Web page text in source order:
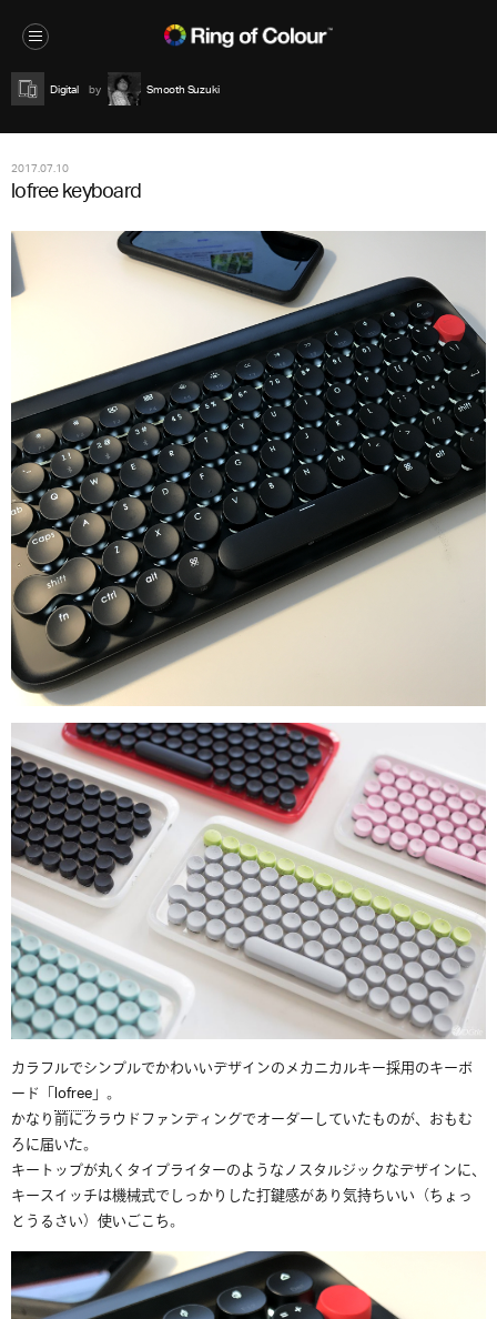
Digital Smooth Suzuki
2017.07.10
lofree keyboard
カラフルでシンプルでかわいいデザインのメカニカルキー採用のキーボ
ード「lofree」。
かなり前にクラウドファンディングでオーダーしていたものが、おもむ
ろに届いた。
キートップが丸くタイプライターのようなノスタルジックなデザインに、
キースイッチは機械式でしっかりした打鍵感があり気持ちいい（ちょっ
とうるさい）使いごこち。